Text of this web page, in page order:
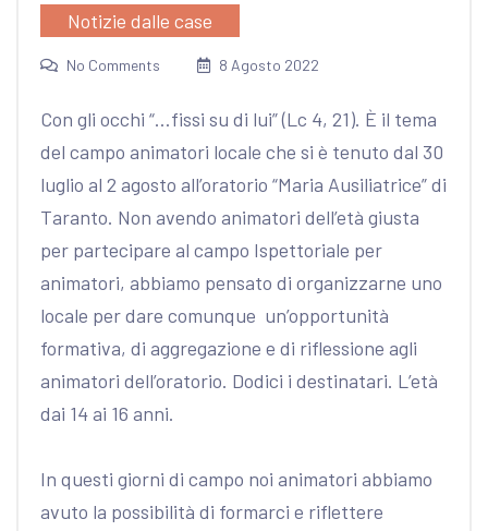
Notizie dalle case
No Comments 8 Agosto 2022
Con gli occhi “…fissi su di lui” (Lc 4, 21). È il tema
del campo animatori locale che si è tenuto dal 30
luglio al 2 agosto all’oratorio “Maria Ausiliatrice” di
Taranto. Non avendo animatori dell’età giusta
per partecipare al campo Ispettoriale per
animatori, abbiamo pensato di organizzarne uno
locale per dare comunque un’opportunità
formativa, di aggregazione e di riflessione agli
animatori dell’oratorio. Dodici i destinatari. L’età
dai 14 ai 16 anni.
In questi giorni di campo noi animatori abbiamo
avuto la possibilità di formarci e riflettere